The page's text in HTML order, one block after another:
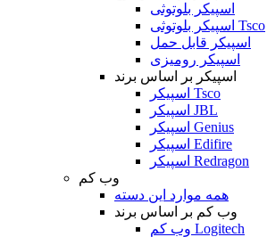
اسپیکر بلوتوثی
اسپیکر بلوتوثی Tsco
اسپیکر قابل حمل
اسپیکر رومیزی
اسپیکر بر اساس برند
اسپیکر Tsco
اسپیکر JBL
اسپیکر Genius
اسپیکر Edifire
اسپیکر Redragon
وب کم
همه موارد این دسته
وب کم بر اساس برند
وب کم Logitech